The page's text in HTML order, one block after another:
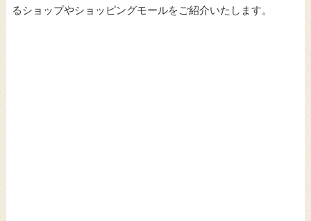
るショップやショッピングモールをご紹介いたします。